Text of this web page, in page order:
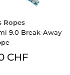
Ropes
9.0 Break-Away
CHF